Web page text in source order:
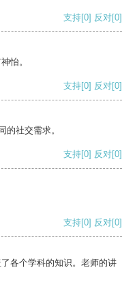
支持[0] 反对[0]
怡。
支持[0] 反对[0]
的社交需求。
支持[0] 反对[0]
支持[0] 反对[0]
各个学科的知识。老师的讲